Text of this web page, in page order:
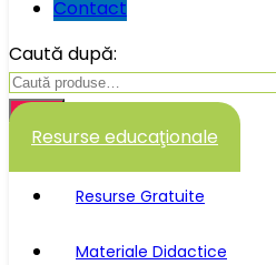
Contact
Caută după:
Caută
Resurse educaţionale
Resurse Gratuite
Materiale Didactice